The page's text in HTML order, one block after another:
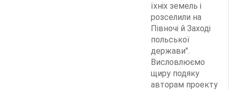
їхніх земель і
розселили на
Півночі й Заході
польської
держави".
Висловлюємо
щиру подяку
авторам проекту